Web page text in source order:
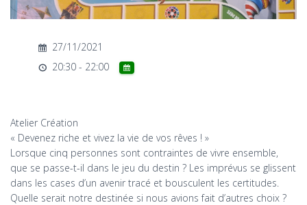
27/11/2021
20:30 - 22:00
Atelier Création
« Devenez riche et vivez la vie de vos rêves ! »
Lorsque cinq personnes sont contraintes de vivre ensemble,
que se passe-t-il dans le jeu du destin ? Les imprévus se glissent
dans les cases d’un avenir tracé et bousculent les certitudes.
Quelle serait notre destinée si nous avions fait d’autres choix ?